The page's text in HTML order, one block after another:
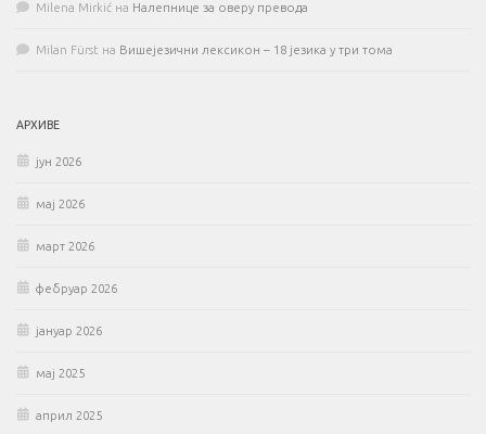
Milena Mirkić на Налепнице за оверу превода
Milan Fürst на Вишејезични лексикон – 18 језика у три тома
АРХИВЕ
јун 2026
мај 2026
март 2026
фебруар 2026
јануар 2026
мај 2025
април 2025